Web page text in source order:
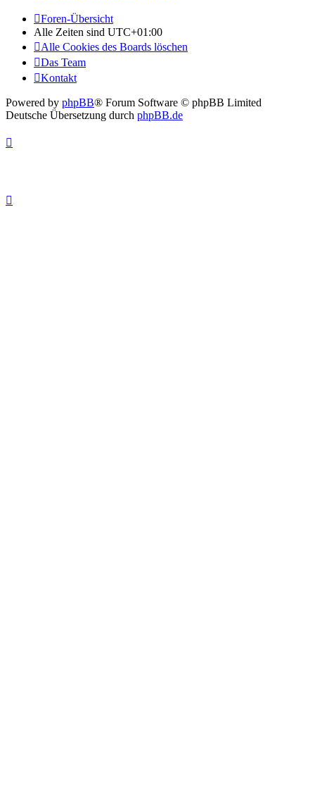
Foren-Übersicht
Alle Zeiten sind UTC+01:00
Alle Cookies des Boards löschen
Das Team
Kontakt
Powered by phpBB® Forum Software © phpBB Limited
Deutsche Übersetzung durch phpBB.de